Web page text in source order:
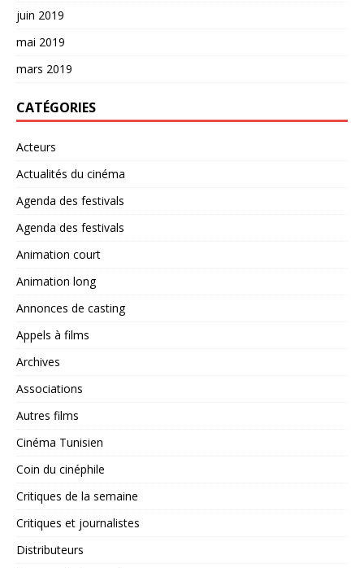
juin 2019
mai 2019
mars 2019
CATÉGORIES
Acteurs
Actualités du cinéma
Agenda des festivals
Agenda des festivals
Animation court
Animation long
Annonces de casting
Appels à films
Archives
Associations
Autres films
Cinéma Tunisien
Coin du cinéphile
Critiques de la semaine
Critiques et journalistes
Distributeurs